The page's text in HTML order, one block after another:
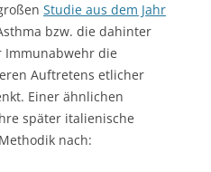
Studie aus dem Jahr
bzw. die dahinter
Immunabwehr die
Auftretens etlicher
Einer ähnlichen
später italienische
nach: